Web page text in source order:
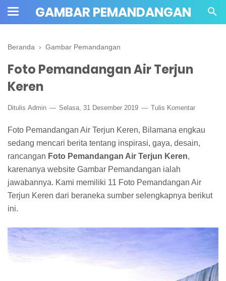
GAMBAR PEMANDANGAN
Beranda › Gambar Pemandangan
Foto Pemandangan Air Terjun
Keren
Ditulis Admin Selasa, 31 Desember 2019 Tulis Komentar
Foto Pemandangan Air Terjun Keren, Bilamana engkau
sedang mencari berita tentang inspirasi, gaya, desain,
rancangan Foto Pemandangan Air Terjun Keren,
karenanya website Gambar Pemandangan ialah
jawabannya. Kami memiliki 11 Foto Pemandangan Air
Terjun Keren dari beraneka sumber selengkapnya berikut
ini.